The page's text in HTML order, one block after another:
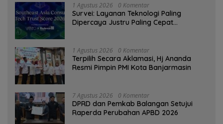
1 Agustus 2026 0 Komentar
Survei: Layanan Teknologi Paling
Dipercaya Justru Paling Cepat
1 Agustus 2026 0 Komentar
‎Terpilih Secara Aklamasi, Hj Ananda
Resmi Pimpin PMI Kota Banjarmasin
7 Agustus 2026 0 Komentar
DPRD dan Pemkab Balangan Setujui
Raperda Perubahan APBD 2026